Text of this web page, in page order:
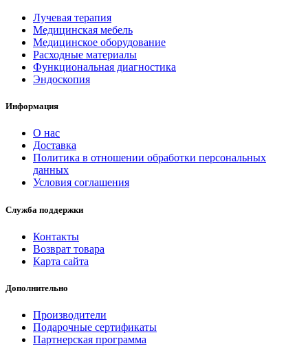
Лучевая терапия
Медицинская мебель
Медицинское оборудование
Расходные материалы
Функциональная диагностика
Эндоскопия
Информация
О нас
Доставка
Политика в отношении обработки персональных
данных
Условия соглашения
Служба поддержки
Контакты
Возврат товара
Карта сайта
Дополнительно
Производители
Подарочные сертификаты
Партнерская программа